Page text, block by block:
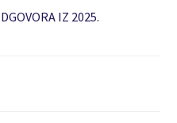
IZ 2025.